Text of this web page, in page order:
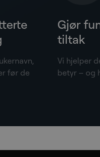
før de
Gjør
tiltak
Vi hjelper
betyr – og